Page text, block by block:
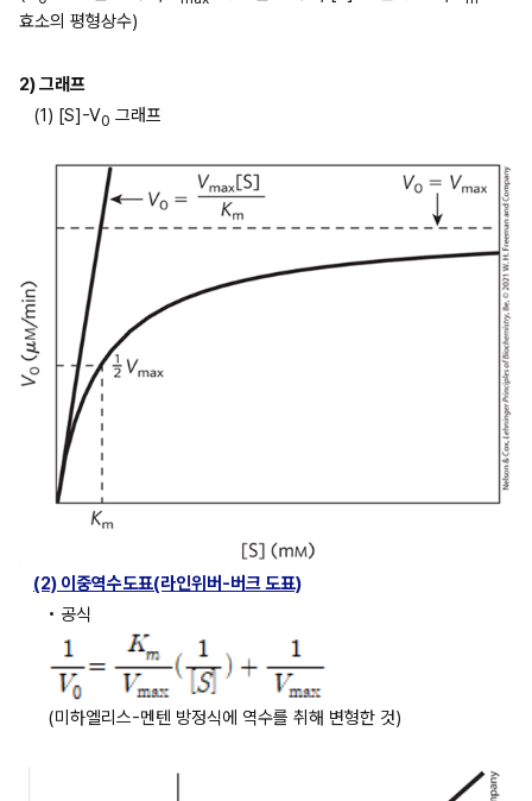
효소의 평형상수)
2) 그래프
(1) [S]-V0 그래프
(2) 이중역수도표(라인위버-버크 도표)
• 공식
(미하엘리스-멘텐 방정식에 역수를 취해 변형한 것)